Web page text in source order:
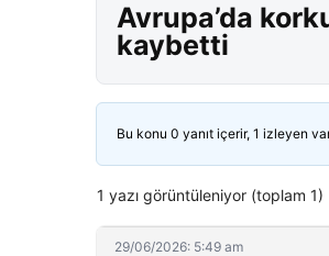
Avrupa’da
kaybetti
Bu konu 0 yanıt içerir, 1 izleyen
1 yazı görüntüleniyor (toplam 1)
29/06/2026: 5:49 am